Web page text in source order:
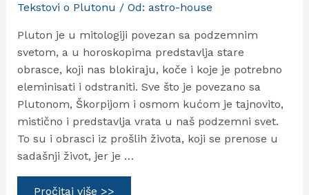
Tekstovi o Plutonu / Od: astro-house
Pluton je u mitologiji povezan sa podzemnim
svetom, a u horoskopima predstavlja stare
obrasce, koji nas blokiraju, koče i koje je potrebno
eleminisati i odstraniti. Sve što je povezano sa
Plutonom, Škorpijom i osmom kućom je tajnovito,
mistično i predstavlja vrata u naš podzemni svet.
To su i obrasci iz prošlih života, koji se prenose u
sadašnji život, jer je …
Pluton
Pročitaj više >>